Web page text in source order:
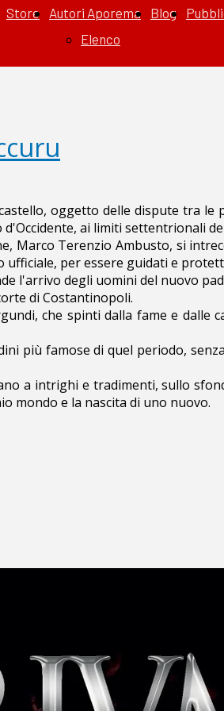
Store
Autori Aporema
Elenco
Blog
oggetto delle dispute tra
ai limiti settentrionali
Marco Terenzio Ambusto, si
per essere guidati e
l'arrivo degli uomini del nuovo
di Costantinopoli.
che spinti dalla fame e dalle
più famose di quel periodo,
a intrighi e tradimenti, sullo
mondo e la nascita di uno nuovo.